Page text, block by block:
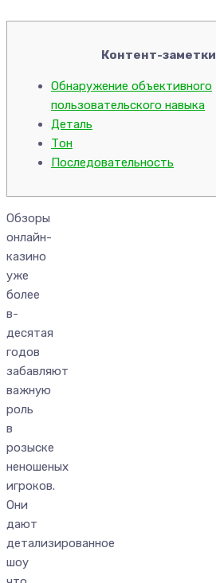
Контент-заметки
Обнаружение объективного
пользовательского навыка
Деталь
Тон
Последовательность
Обзоры
онлайн-
казино
уже
более
в-
десятая
годов
забавляют
важную
роль
в
розыске
неношеных
игроков.
Они
дают
детализированное
шоу